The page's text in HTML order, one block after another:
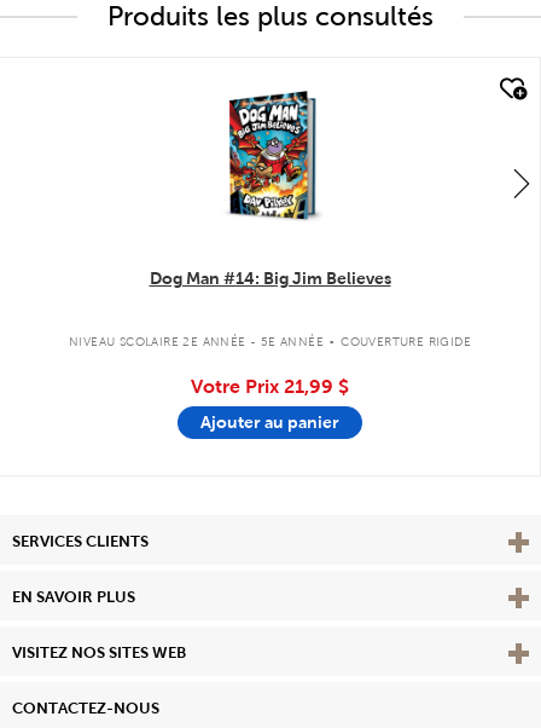
Produits les plus consultés
Dog Man #14: Big Jim Believes
NIVEAU SCOLAIRE 2E ANNÉE - 5E ANNÉE . COUVERTURE RIGIDE
Votre Prix 21,99 $
Ajouter au panier
SERVICES CLIENTS
EN SAVOIR PLUS View
VISITEZ NOS SITES WEB
CONTACTEZ-NOUS